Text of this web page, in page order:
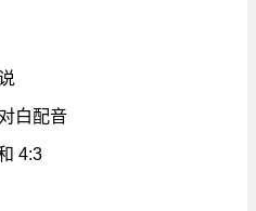
白配音
4:3